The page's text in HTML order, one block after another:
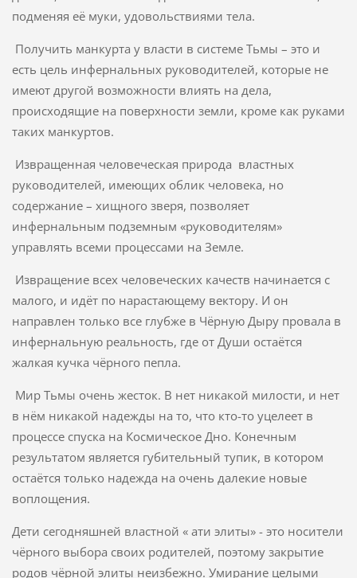
подменяя её муки, удовольствиями тела.
Получить манкурта у власти в системе Тьмы – это и
есть цель инфернальных руководителей, которые не
имеют другой возможности влиять на дела,
происходящие на поверхности земли, кроме как руками
таких манкуртов.
Извращенная человеческая природа властных
руководителей, имеющих облик человека, но
содержание – хищного зверя, позволяет
инфернальным подземным «руководителям»
управлять всеми процессами на Земле.
Извращение всех человеческих качеств начинается с
малого, и идёт по нарастающему вектору. И он
направлен только все глубже в Чёрную Дыру провала в
инфернальную реальность, где от Души остаётся
жалкая кучка чёрного пепла.
Мир Тьмы очень жесток. В нет никакой милости, и нет
в нём никакой надежды на то, что кто-то уцелеет в
процессе спуска на Космическое Дно. Конечным
результатом является губительный тупик, в котором
остаётся только надежда на очень далекие новые
воплощения.
Дети сегодняшней властной « ати элиты» - это носители
чёрного выбора своих родителей, поэтому закрытие
родов чёрной элиты неизбежно. Умирание целыми